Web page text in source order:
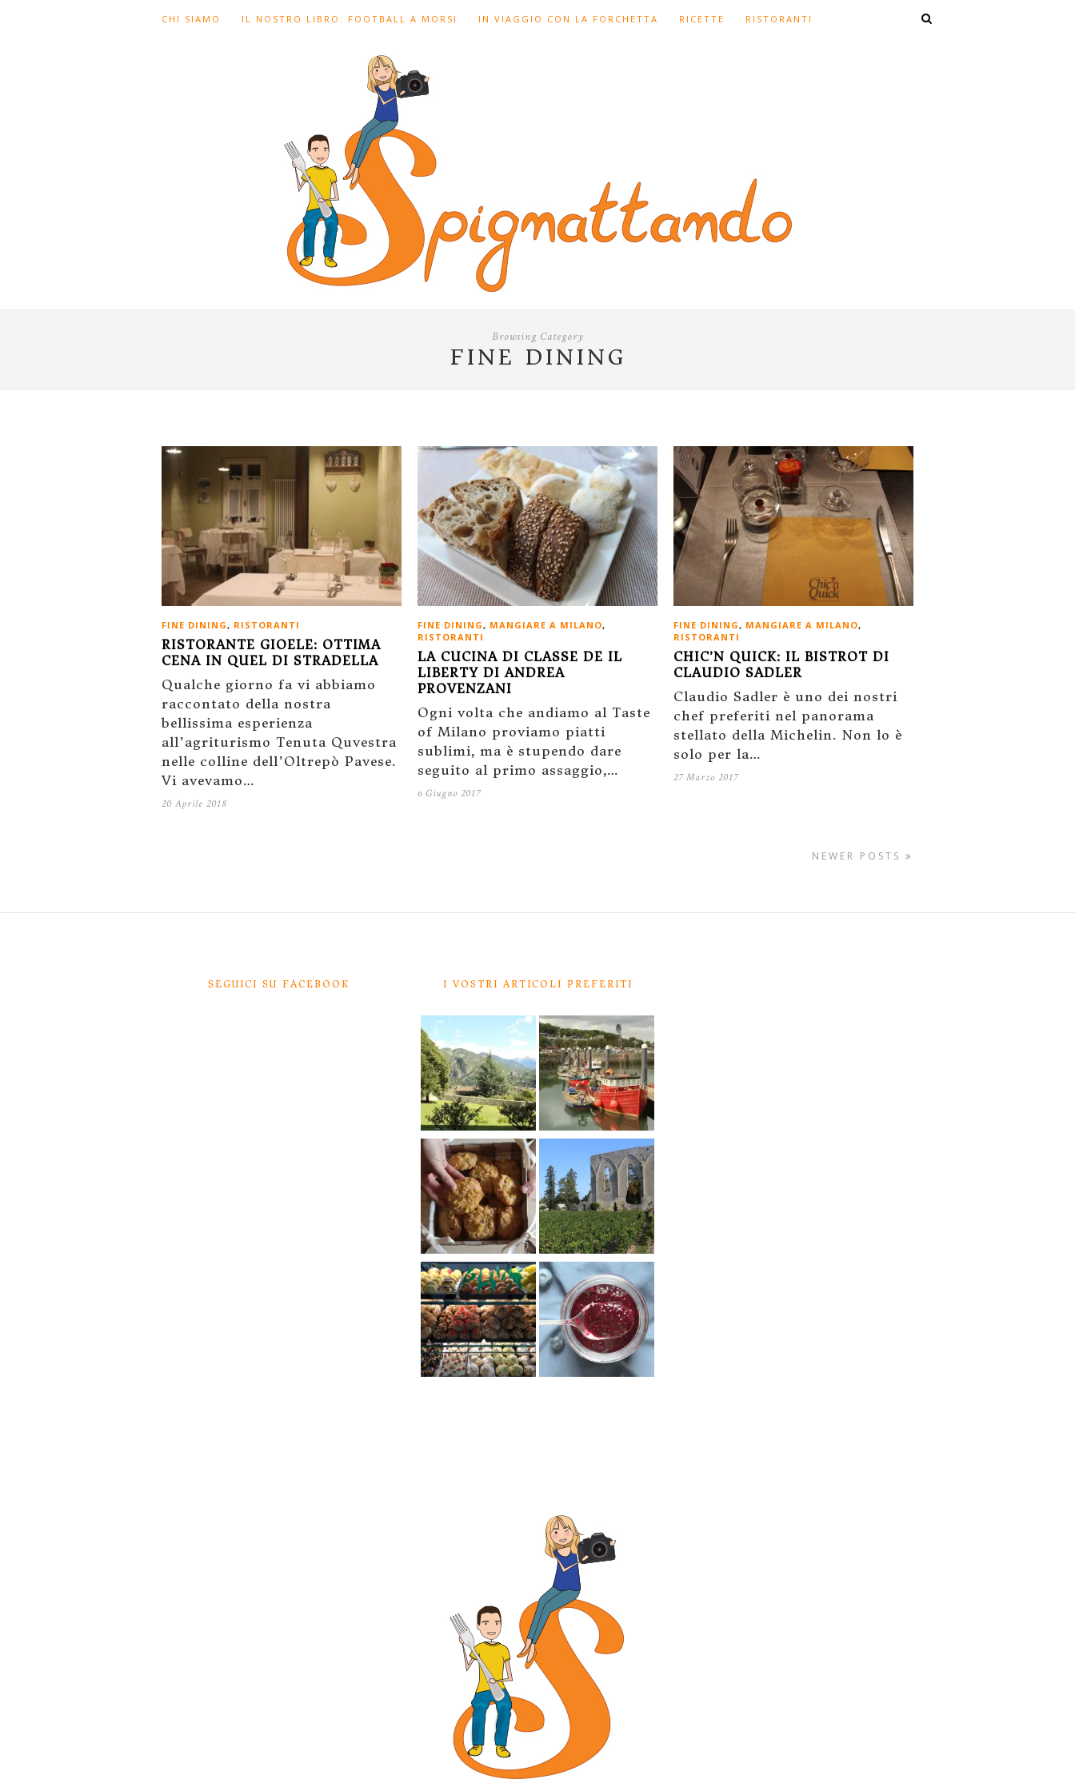
CHI SIAMO IL NOSTRO LIBRO: FOOTBALL A MORSI IN VIAGGIO CON LA FORCHETTA RICETTE RISTORANTI
Browsing Category
FINE DINING
FINE DINING, RISTORANTI
RISTORANTE GIOELE: OTTIMA
CENA IN QUEL DI STRADELLA
Qualche giorno fa vi abbiamo
raccontato della nostra
bellissima esperienza
all’agriturismo Tenuta Quvestra
nelle colline dell’Oltrepò Pavese.
Vi avevamo…
20 Aprile 2018
FINE DINING, MANGIARE A MILANO,
RISTORANTI
LA CUCINA DI CLASSE DE IL
LIBERTY DI ANDREA
PROVENZANI
Ogni volta che andiamo al Taste
of Milano proviamo piatti
sublimi, ma è stupendo dare
seguito al primo assaggio,…
6 Giugno 2017
FINE DINING, MANGIARE A MILANO,
RISTORANTI
CHIC’N QUICK: IL BISTROT DI
CLAUDIO SADLER
Claudio Sadler è uno dei nostri
chef preferiti nel panorama
stellato della Michelin. Non lo è
solo per la…
27 Marzo 2017
NEWER POSTS
SEGUICI SU FACEBOOK I VOSTRI ARTICOLI PREFERITI